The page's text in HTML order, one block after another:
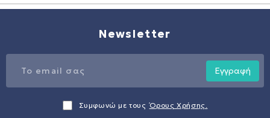
Newsletter
Εγγραφή
Συμφωνώ με τους Όρους Χρήσης.